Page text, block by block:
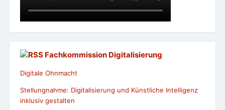
Fachkommission Digitalisierung
Digitale Ohnmacht
Stellungnahme: Digitalisierung und Künstliche Intelligenz
inklusiv gestalten